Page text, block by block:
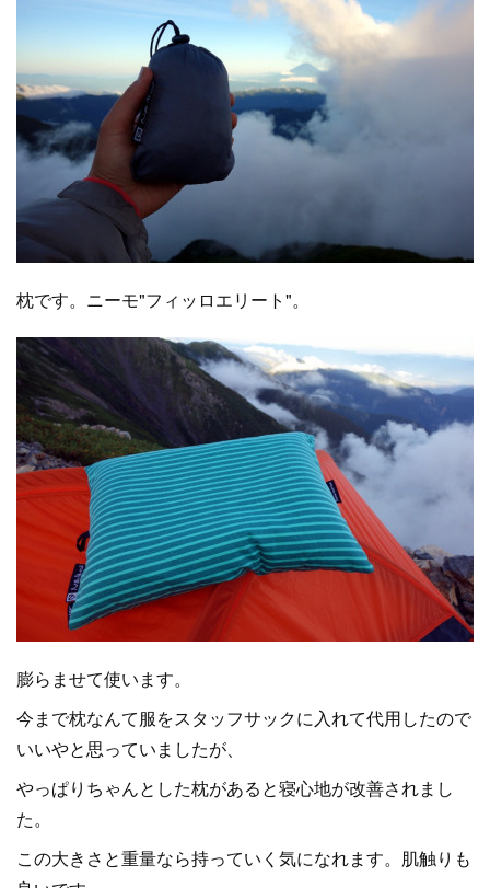
枕です。ニーモ"フィッロエリート"。
膨らませて使います。
今まで枕なんて服をスタッフサックに入れて代用したので
いいやと思っていましたが、
やっぱりちゃんとした枕があると寝心地が改善されまし
た。
この大きさと重量なら持っていく気になれます。肌触りも